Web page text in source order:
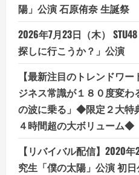
陽」公演 石原侑奈 生誕祭
2026年7月23日（木）
探しに行こうか？」公演
【最新注目のトレンドワ
ジネス常識が１８０度変
の波に乗る」◆限定２大特
４時間超の大ボリューム◆
【リバイバル配信】2020
究生「僕の太陽」公演 初